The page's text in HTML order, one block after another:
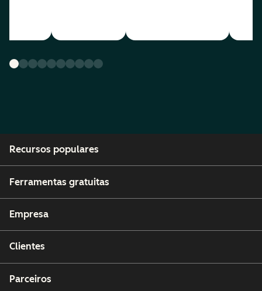
Recursos populares
Ferramentas gratuitas
Empresa
Clientes
Parceiros